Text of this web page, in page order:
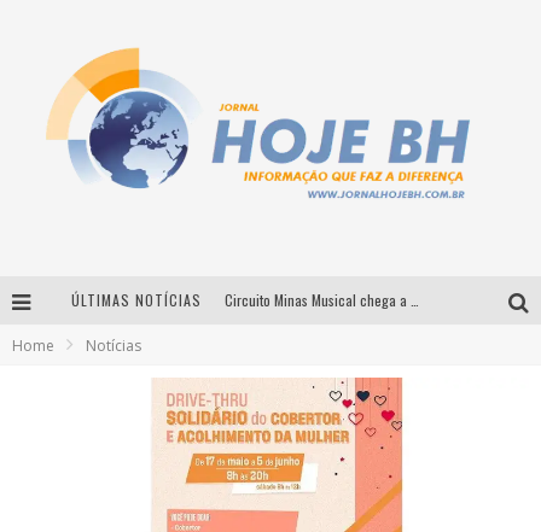
ÚLTIMAS NOTÍCIAS
Home Notícias